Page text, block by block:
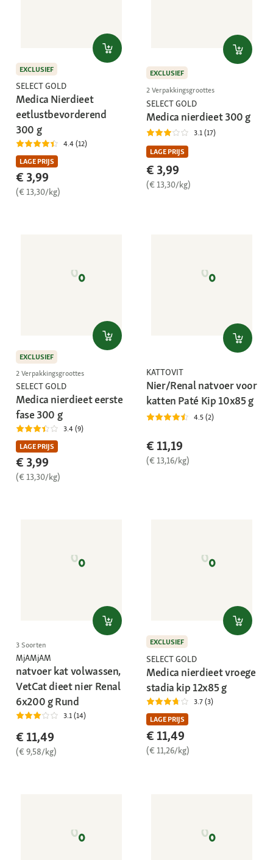
EXCLUSIEF
SELECT GOLD
Medica Nierdieet
eetlustbevorderend
300 g
4.4 (12)
LAGE PRIJS
€ 3,99
(€ 13,30/kg)
EXCLUSIEF
2 Verpakkingsgroottes
SELECT GOLD
Medica nierdieet 300 g
3.1 (17)
LAGE PRIJS
€ 3,99
(€ 13,30/kg)
EXCLUSIEF
2 Verpakkingsgroottes
SELECT GOLD
Medica nierdieet eerste
fase 300 g
3.4 (9)
LAGE PRIJS
€ 3,99
(€ 13,30/kg)
KATTOVIT
Nier/Renal natvoer voor
katten Paté Kip 10x85 g
4.5 (2)
€ 11,19
(€ 13,16/kg)
3 Soorten
MjAMjAM
natvoer kat volwassen,
VetCat dieet nier Renal
6x200 g Rund
3.1 (14)
€ 11,49
(€ 9,58/kg)
EXCLUSIEF
SELECT GOLD
Medica nierdieet vroege
stadia kip 12x85 g
3.7 (3)
LAGE PRIJS
€ 11,49
(€ 11,26/kg)